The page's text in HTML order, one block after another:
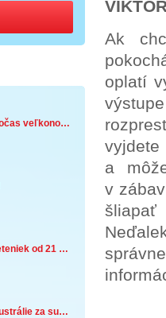
Otváracie hodiny počas veľkonočných sviatko ...
Ryanair výpredaj leteniek od 21 Eur
Ako cestovať do Austrálie za super cenu? ...
Ak
oplatí
a
v